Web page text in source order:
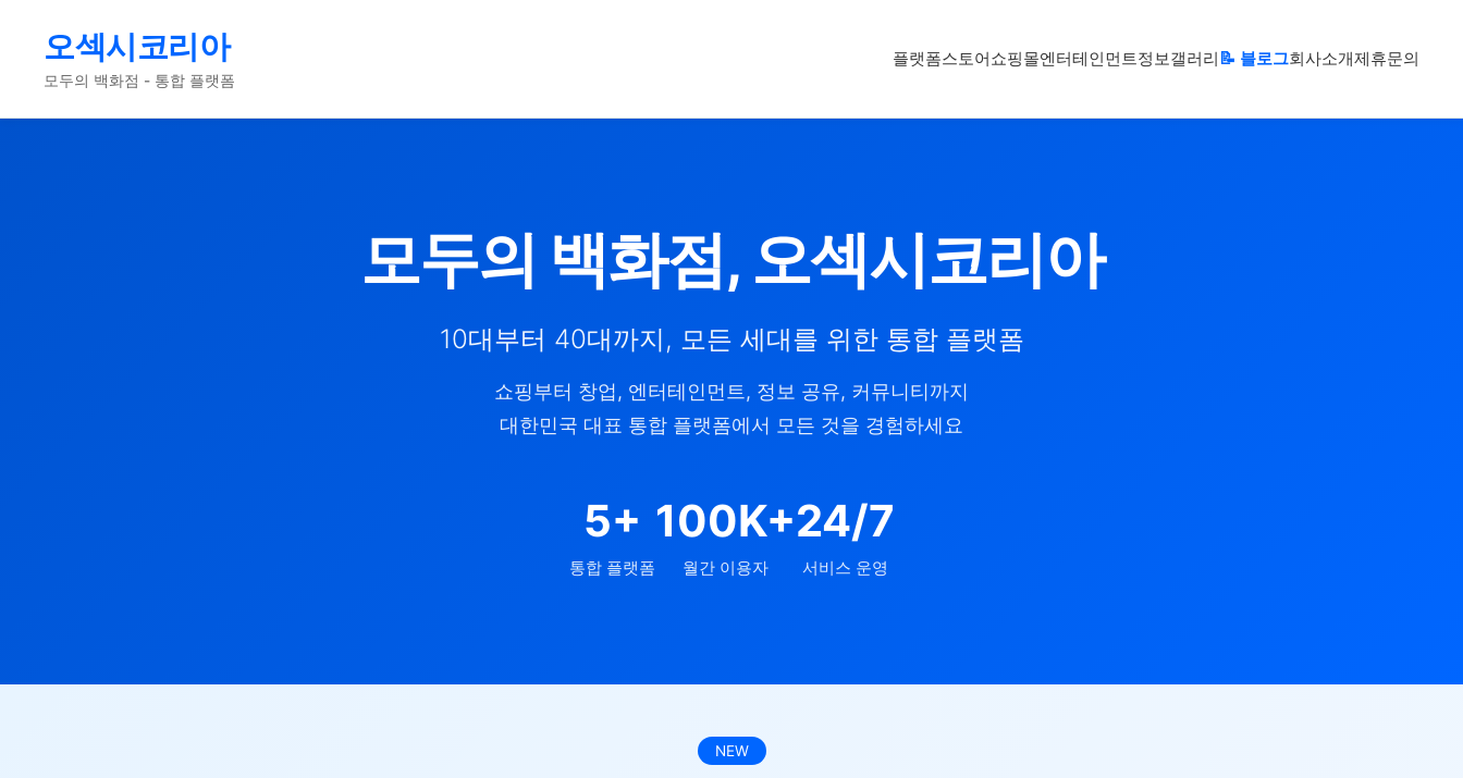
오섹시코리아
모두의 백화점 - 통합 플랫폼
플랫폼스토어쇼핑몰엔터테인먼트정보갤러리📝 블로그회사소개제휴문의
모두의 백화점, 오섹시코리아
10대부터 40대까지, 모든 세대를 위한 통합 플랫폼
쇼핑부터 창업, 엔터테인먼트, 정보 공유, 커뮤니티까지
대한민국 대표 통합 플랫폼에서 모든 것을 경험하세요
5+
통합 플랫폼
100K+
월간 이용자
24/7
서비스 운영
NEW